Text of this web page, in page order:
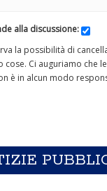
alla discussione:
la possibilità di
cose. Ci auguriamo che
è in alcun modo